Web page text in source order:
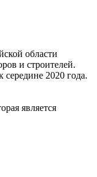
области
и строителей.
середине 2020 года.
является